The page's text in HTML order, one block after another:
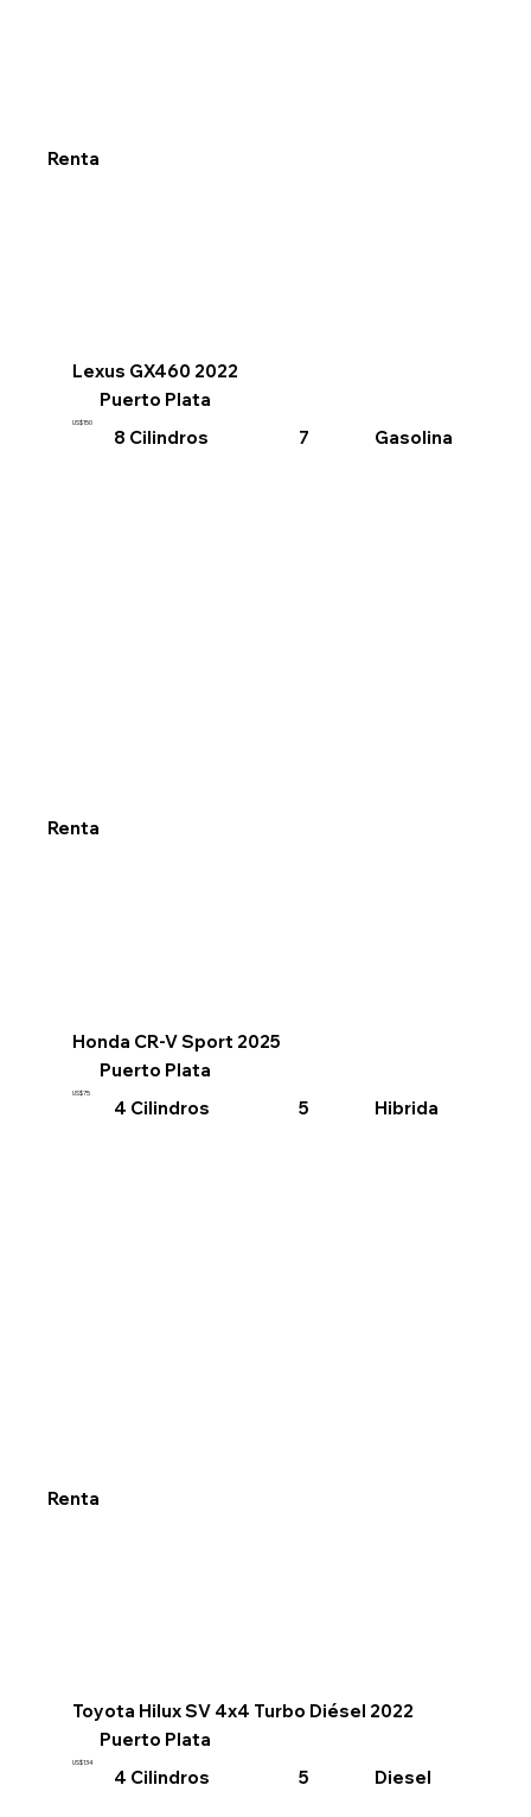
Renta
Lexus GX460 2022
Puerto Plata
US$150
8 Cilindros 7 Gasolina
Renta
Honda CR-V Sport 2025
Puerto Plata
US$75
4 Cilindros 5 Hibrida
Renta
Toyota Hilux SV 4x4 Turbo Diésel 2022
Puerto Plata
US$134
4 Cilindros 5 Diesel